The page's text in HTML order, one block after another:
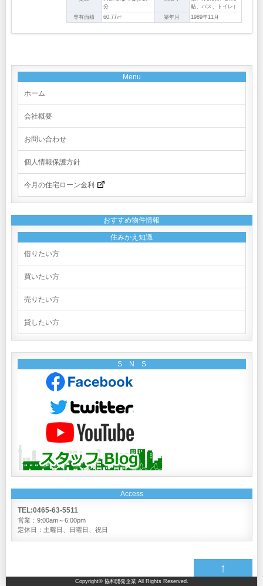
分
帖、バス、トイレ）
専有面積
60.77㎡ 築年月 1989年11月
Menu
ホーム
会社概要
お問い合わせ
個人情報保護方針
今月の住宅ローン金利
おすすめ物件情報
住みかえ知識
借りたい方
買いたい方
売りたい方
貸したい方
S N S
Access
TEL:0465-63-5511
営業：9:00am～6:00pm
定休日：土曜日、日曜日、祝日
↑
Copyright© 協和開発企業All Rights Reserved.